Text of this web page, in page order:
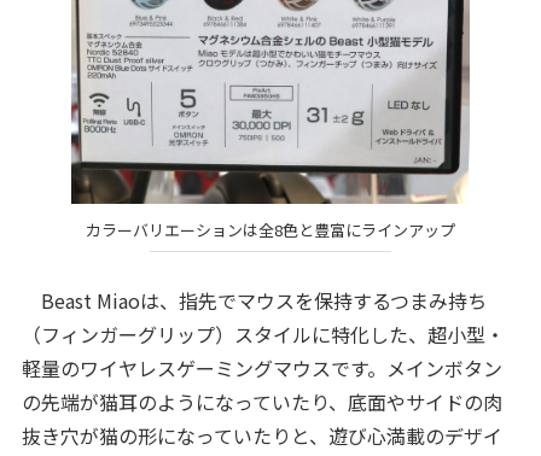
カラーバリエーションは全8色と豊富にラインアップ
Beast Miaoは、指先でマウスを保持するつまみ持ち
（フィンガーグリップ）スタイルに特化した、超小型・
軽量のワイヤレスゲーミングマウスです。メインボタン
の先端が猫耳のようになっていたり、底面やサイドの肉
抜き穴が猫の形になっていたりと、遊び心満載のデザイ